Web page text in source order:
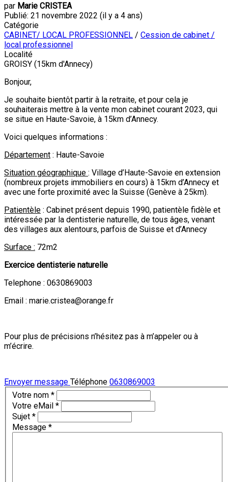
par Marie CRISTEA
Publié: 21 novembre 2022 (il y a 4 ans)
Catégorie
CABINET/ LOCAL PROFESSIONNEL / Cession de cabinet /
local professionnel
Localité
GROISY (15km d'Annecy)
Bonjour,
Je souhaite bientôt partir à la retraite, et pour cela je
souhaiterais mettre à la vente mon cabinet courant 2023, qui
se situe en Haute-Savoie, à 15km d’Annecy.
Voici quelques informations :
Département : Haute-Savoie
Situation géographique : Village d’Haute-Savoie en extension
(nombreux projets immobiliers en cours) à 15km d’Annecy et
avec une forte proximité avec la Suisse (Genève à 25km).
Patientèle : Cabinet présent depuis 1990, patientèle fidèle et
intéressée par la dentisterie naturelle, de tous âges, venant
des villages aux alentours, parfois de Suisse et d’Annecy
Surface : 72m2
Exercice dentisterie naturelle
Telephone : 0630869003
Email : marie.cristea@orange.fr
Pour plus de précisions n’hésitez pas à m’appeler ou à
m’écrire.
Envoyer message Téléphone 0630869003
Votre nom *
Votre eMail *
Sujet *
Message *